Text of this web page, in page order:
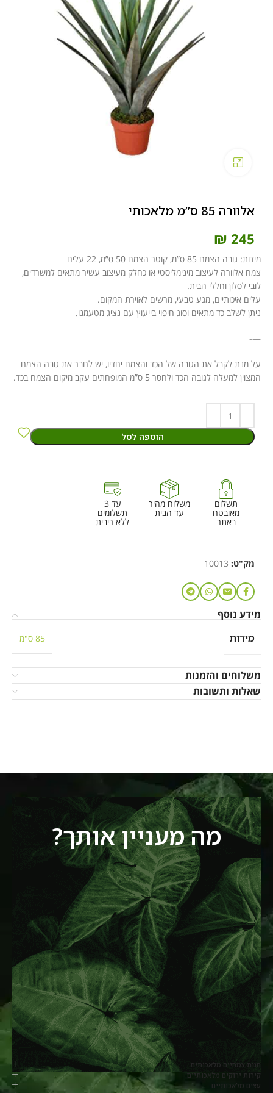
אלוורה 85 ס”מ מלאכותי
₪ 245
מידות: גובה הצמח 85 ס”מ, קוטר הצמח 50 ס”מ, 22 עלים
צמח אלוורה לעיצוב מינימליסטי או כחלק מעיצוב עשיר מתאים למשרדים,
לובי לסלון וחללי הבית.
עלים איכותיים, מגע טבעי, מרשים לאוירת המקום.
ניתן לשלב כד מתאים וסוג חיפוי בייעוץ עם נציג מטעמנו.
—-
על מנת לקבל את הגובה של הכד והצמח יחדיו, יש לחבר את גובה הצמח
המצוין למעלה לגובה הכד ולחסר 5 ס”מ המופחתים עקב מיקום הצמח בכד.
הוספה לסל
תשלום
מאובטח
באתר
משלוח מהיר
עד הבית
עד 3
תשלומים
ללא ריבית
מק"ט: 10013
מידע נוסף
מידות
85 ס"מ
משלוחים והזמנות
שאלות ותשובות
מה מעניין אותך?
חנות צמחייה מלאכותית
קירות ירוקים מלאכותיים
עצים מלאכותיים